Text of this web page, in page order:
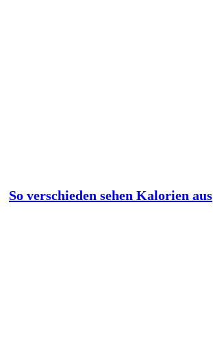
So verschieden sehen Kalorien aus